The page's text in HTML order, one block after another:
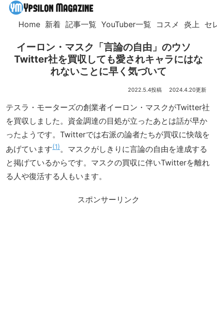
Home 新着 記事一覧 YouTuber一覧 コスメ 炎上 セ
イーロン・マスク「言論の自由」のウソ
Twitter社を買収しても愛されキャラにはな
れないことに早く気づいて
2022.5.4 2024.4.20
テスラ・モーターズの創業者イーロン・マスクがTwitter社
を買収しました。資金調達の目処が立ったあとは話が早か
ったようです。Twitterでは右派の論者たちが買収に快哉を
あげています 1 。マスクがしきりに言論の自由を達成する
と掲げているからです。マスクの買収に伴いTwitterを離れ
る人や復活する人もいます。
スポンサーリンク